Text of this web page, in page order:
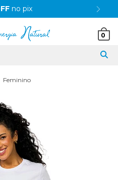
no pix
0
Feminino